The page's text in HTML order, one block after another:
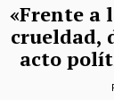
«Frente a
crueldad,
acto